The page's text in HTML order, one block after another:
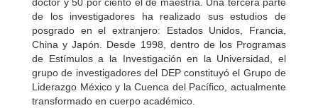
doctor y 50 por ciento el de maestría. Una tercera parte
de los investigadores ha realizado sus estudios de
posgrado en el extranjero: Estados Unidos, Francia,
China y Japón. Desde 1998, dentro de los Programas
de Estímulos a la Investigación en la Universidad, el
grupo de investigadores del DEP constituyó el Grupo de
Liderazgo México y la Cuenca del Pacífico, actualmente
transformado en cuerpo académico.